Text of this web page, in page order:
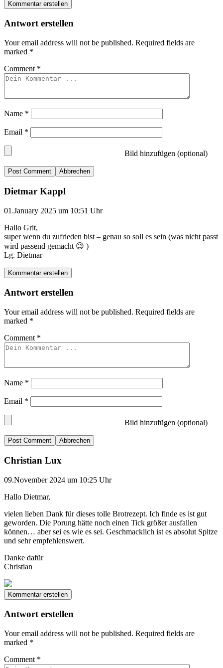
Kommentar erstellen
Antwort erstellen
Your email address will not be published. Required fields are
marked *
Comment *
Name *
Email *
Bild hinzufügen (optional)
Abbrechen
Dietmar Kappl
01.January 2025 um 10:51 Uhr
Hallo Grit,
super wenn du zufrieden bist – genau so soll es sein (was nicht passt
wird passend gemacht 😉 )
Lg. Dietmar
Kommentar erstellen
Antwort erstellen
Your email address will not be published. Required fields are
marked *
Comment *
Name *
Email *
Bild hinzufügen (optional)
Abbrechen
Christian Lux
09.November 2024 um 10:25 Uhr
Hallo Dietmar,
vielen lieben Dank für dieses tolle Brotrezept. Ich finde es ist gut
geworden. Die Porung hätte noch einen Tick größer ausfallen
können… aber sei es wie es sei. Geschmacklich ist es absolut Spitze
und sehr empfehlenswert.
Danke dafür
Christian
Kommentar erstellen
Antwort erstellen
Your email address will not be published. Required fields are
marked *
Comment *